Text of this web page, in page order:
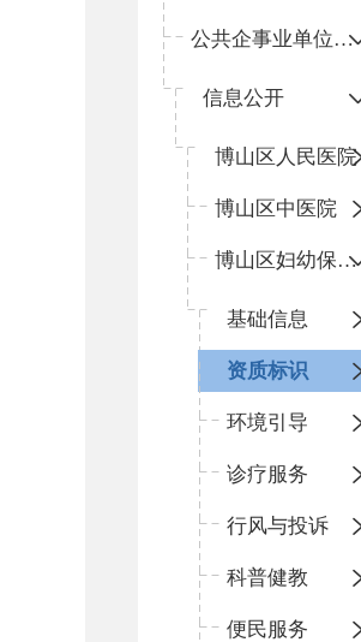
公共企事业单位信息公开
信息公开
​博山区人民医院
博山区中医院
博山区妇幼保健院
基础信息
资质标识
环境引导
诊疗服务
行风与投诉
科普健教
便民服务